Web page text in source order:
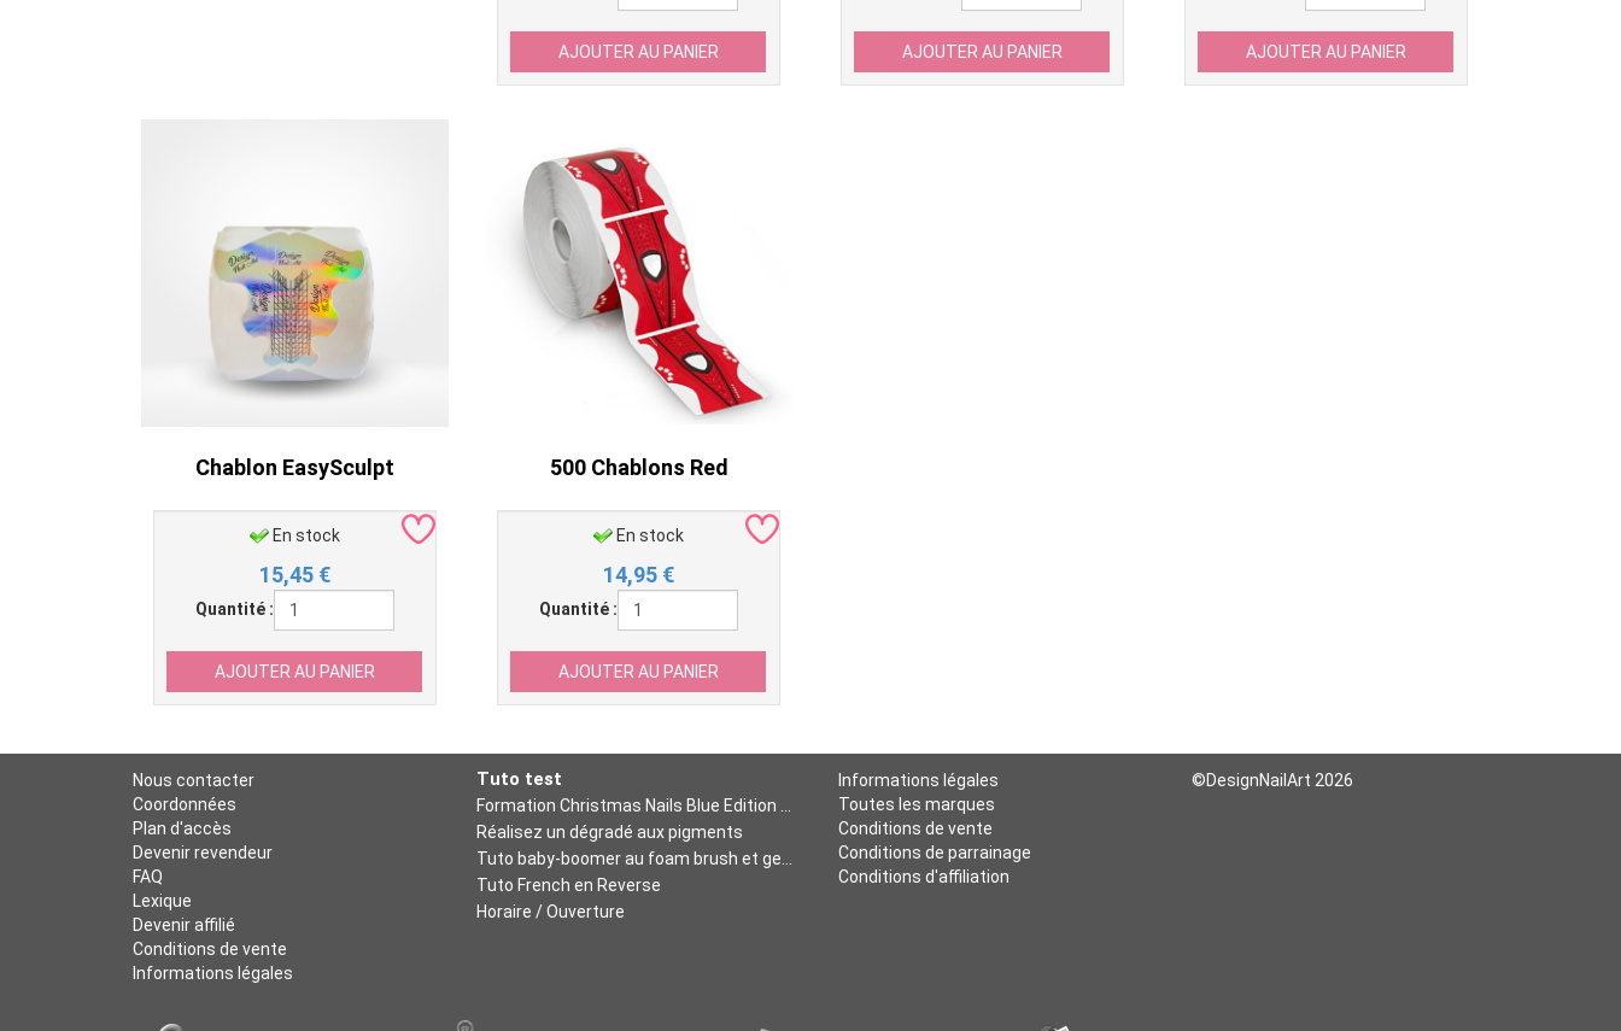
Chablon EasySculpt
En stock
15,45 €
Quantité :
500 Chablons Red
En stock
14,95 €
Quantité :
Nous contacter
Coordonnées
Plan d'accès
Devenir revendeur
FAQ
Lexique
Devenir affilié
Conditions de vente
Informations légales
Tuto test
Réalisez un dégradé aux pigments
Tuto French en Reverse
Horaire / Ouverture
Informations légales
Toutes les marques
Conditions de vente
Conditions de parrainage
Conditions d'affiliation
©DesignNailArt 2026